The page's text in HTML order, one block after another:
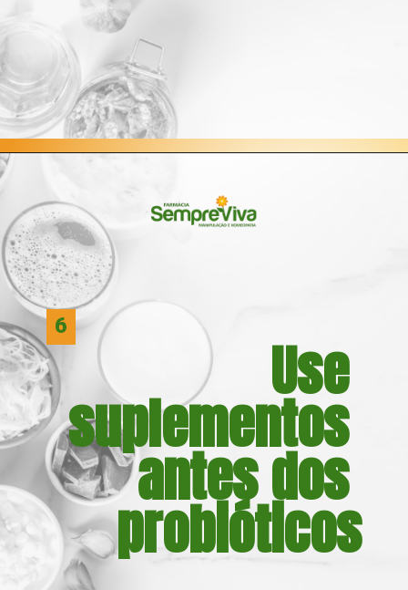
Use
suplementos
antes dos
probióticos
6